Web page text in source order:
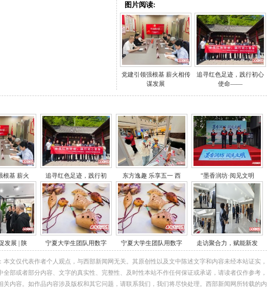
图片阅读:
党建引领强根基 薪火相传
谋发展
追寻红色足迹，践行初心
使命——
根基 薪火 追寻红色足迹，践行初 东方逸趣 乐享五一 西 “墨香润坊·阅见文明
发展 | 陕 宁夏大学生团队用数字 宁夏大学生团队用数字 走访聚合力，赋能新发
本文仅代表作者个人观点，与西部新闻网无关。其原创性以及文中陈述文字和内容未经本站证实，
全部或者部分内容、文字的真实性、完整性、及时性本站不作任何保证或承诺，请读者仅作参考，
关内容。如作品内容涉及版权和其它问题，请联系我们，我们将尽快处理。西部新闻网所转载的内